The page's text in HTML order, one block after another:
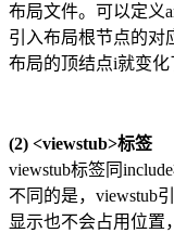
布局文件。可以定义
引入布局根节点的对
布局的顶结点i就变化
(2) <viewstub>标签
viewstub标签同
不同的是，viewstub
显示也不会占用位置